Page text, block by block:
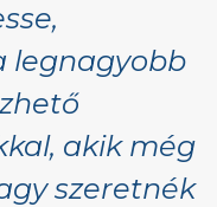
legnagyobb
akik még
szeretnék